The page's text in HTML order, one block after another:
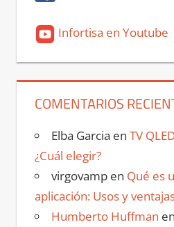
Infortisa en Youtube
COMENTARIOS
Elba Garcia en TV
¿Cuál elegir?
virgovampen Qué es
aplicación: Usos y
Humberto Huffman en